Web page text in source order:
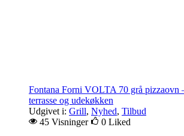
Fontana Forni VOLTA 70 grå pizzaovn
terrasse og udekøkken
Udgivet i: Grill, Nyhed, Tilbud
45 Visninger
0 Liked